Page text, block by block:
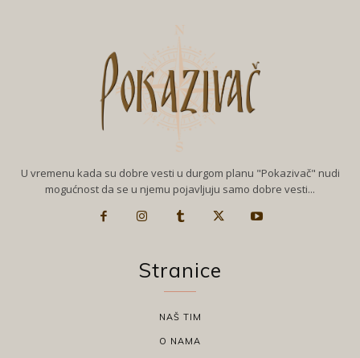
U vremenu kada su dobre vesti u durgom planu "Pokazivač" nudi
mogućnost da se u njemu pojavljuju samo dobre vesti...
Stranice
NAŠ TIM
O NAMA